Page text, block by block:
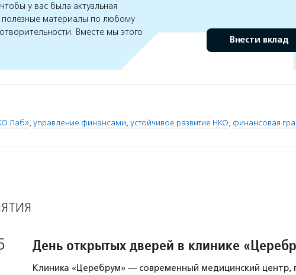
у вас была актуальная
материалы по любому
Вместе мы этого
Внести вклад
Лаб», управление финансами, устойчивое развитие НКО, финансовая
День открытых дверей в клинике
Клиника «Церебрум» — современный медицинский центр,